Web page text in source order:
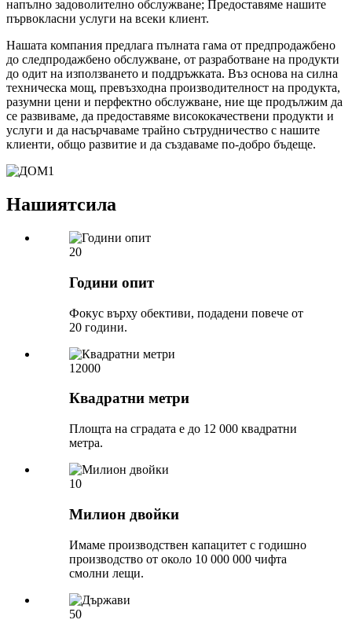
напълно задоволително обслужване; Предоставяме нашите
първокласни услуги на всеки клиент.
Нашата компания предлага пълната гама от предпродажбено
до следпродажбено обслужване, от разработване на продукти
до одит на използването и поддръжката. Въз основа на силна
техническа мощ, превъзходна производителност на продукта,
разумни цени и перфектно обслужване, ние ще продължим да
се развиваме, да предоставяме висококачествени продукти и
услуги и да насърчаваме трайно сътрудничество с нашите
клиенти, общо развитие и да създаваме по-добро бъдеще.
Нашиятсила
20
Години опит
Фокус върху обективи, подадени повече от
20 години.
12000
Квадратни метри
Площта на сградата е до 12 000 квадратни
метра.
10
Милион двойки
Имаме производствен капацитет с годишно
производство от около 10 000 000 чифта
смолни лещи.
50